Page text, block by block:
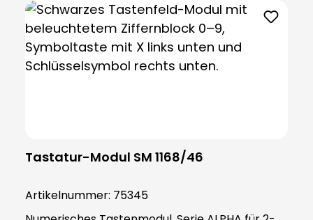
Tastatur-Modul SM 1168/46
Artikelnummer: 75345